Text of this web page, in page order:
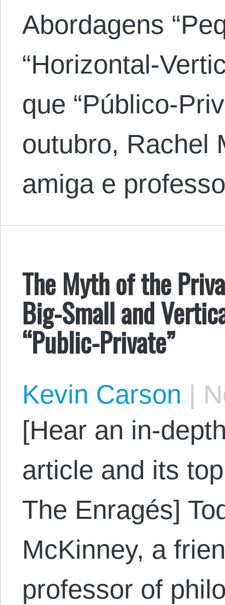
Abordagens
“Horizontal-
que “Público-
outubro, Rachel
amiga e
The Myth of the
Big-Small and
“Public-Private”
Kevin Carson |
[Hear an in-
article and its
The Enragés]
McKinney, a
professor of